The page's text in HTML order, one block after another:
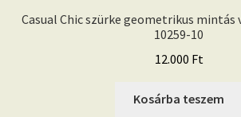
Casual Chic szürke geometrikus mintás
10259-10
12.000 Ft
Kosárba teszem